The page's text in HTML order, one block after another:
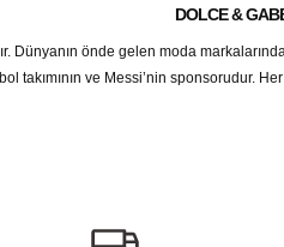
DOLCE &
Dünyanın önde gelen moda
takımının ve Messi’nin sponsorudur.